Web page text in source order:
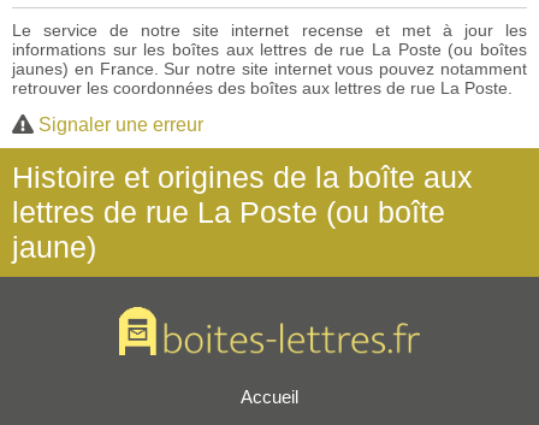
Le service de notre site internet recense et met à jour les
informations sur les boîtes aux lettres de rue La Poste (ou boîtes
jaunes) en France. Sur notre site internet vous pouvez notamment
retrouver les coordonnées des boîtes aux lettres de rue La Poste.
Signaler une erreur
Histoire et origines de la boîte aux
lettres de rue La Poste (ou boîte
jaune)
Accueil